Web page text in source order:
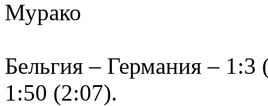
Мурако
Бельгия – Германия –
1:50 (2:07).